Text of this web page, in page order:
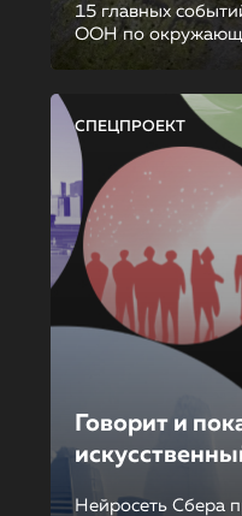
15 главных
ООН по
СПЕЦПРОЕКТ
Говорит и
Нейросеть Сбера